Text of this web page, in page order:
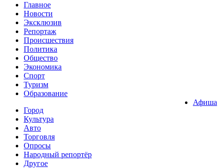
Главное
Новости
Эксклюзив
Репортаж
Происшествия
Политика
Общество
Экономика
Спорт
Туризм
Образование
Афиша
Город
Культура
Авто
Торговля
Опросы
Народный репортёр
Другое